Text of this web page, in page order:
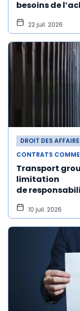
besoins de
22 juil. 2026
DROIT DES
CONTRATS
Transport
limitation
de
transport ?
10 juil. 2026